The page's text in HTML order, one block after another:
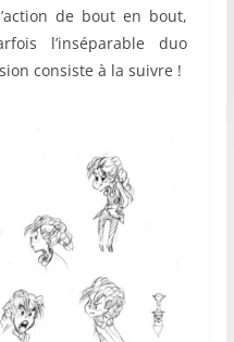
de bout en bout,
l’inséparable duo
consiste à la suivre !